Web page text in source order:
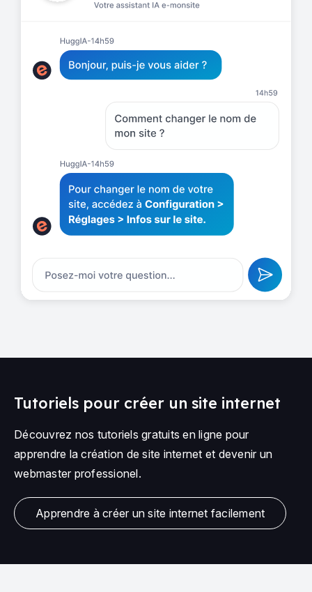
Tutoriels pour créer un site internet
Découvrez nos tutoriels gratuits en ligne pour
apprendre la création de site internet et devenir un
webmaster professionel.
Apprendre à créer un site internet facilement